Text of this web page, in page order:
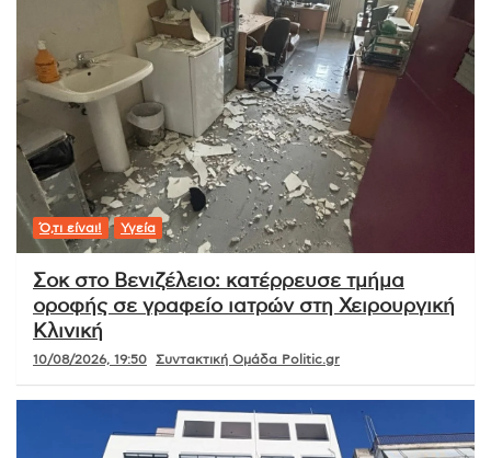
Ό,τι είναι! Υγεία
Σοκ στο Βενιζέλειο: κατέρρευσε τμήμα
οροφής σε γραφείο ιατρών στη Χειρουργική
Κλινική
10/08/2026, 19:50 Συντακτική Ομάδα Politic.gr